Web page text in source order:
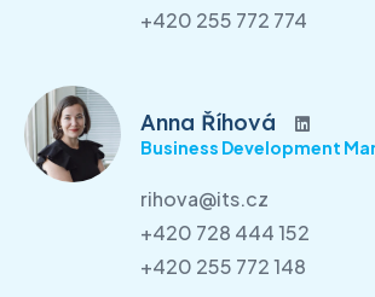
+420 255 772 774
Anna Říhová
Business Development
rihova@its.cz
+420 728 444 152
+420 255 772 148